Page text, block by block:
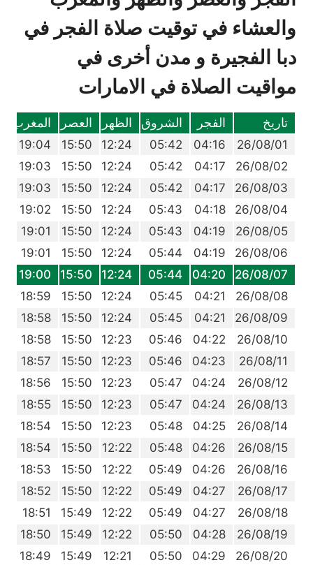
والعشاء في توقيت صلاة الفجر في
دبا الفجيرة و مدن أخرى في
مواقيت الصلاة في الامارات
تاريخ الفجر الشروق الظهر العصر المغرب
26/08/01
04:16
05:42
12:24
15:50
19:04
26/08/02
04:17
05:42
12:24
15:50
19:03
26/08/03
04:17
05:42
12:24
15:50
19:03
26/08/04
04:18
05:43
12:24
15:50
19:02
26/08/05
04:19
05:43
12:24
15:50
19:01
26/08/06
04:19
05:44
12:24
15:50
19:01
26/08/07
04:20
05:44
12:24
15:50
19:00
26/08/08
04:21
05:45
12:24
15:50
18:59
26/08/09
04:21
05:45
12:24
15:50
18:58
26/08/10
04:22
05:46
12:23
15:50
18:58
26/08/11
04:23
05:46
12:23
15:50
18:57
26/08/12
04:24
05:47
12:23
15:50
18:56
26/08/13
04:24
05:47
12:23
15:50
18:55
26/08/14
04:25
05:48
12:23
15:50
18:54
26/08/15
04:26
05:48
12:22
15:50
18:54
26/08/16
04:26
05:49
12:22
15:50
18:53
26/08/17
04:27
05:49
12:22
15:50
18:52
26/08/18
04:27
05:49
12:22
15:49
18:51
26/08/19
04:28
05:50
12:22
15:49
18:50
26/08/20
04:29
05:50
12:21
15:49
18:49